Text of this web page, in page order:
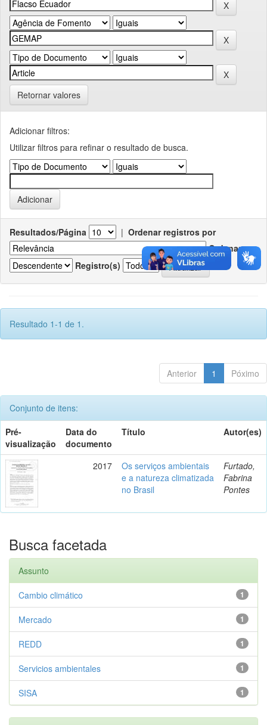
Retornar valores
Adicionar filtros:
Utilizar filtros para refinar o resultado de busca.
Resultados/Página | Ordenar registros por
Ordenar
Registro(s)
Resultado 1-1 de 1.
Anterior 1 Póximo
Conjunto de itens:
Pré-
visualização
Data do
documento
Título Autor(es)
2017
Os serviços ambientais
e a natureza climatizada
no Brasil
Furtado,
Fabrina
Pontes
Busca facetada
Assunto
1
Cambio climático
1
Mercado
1
REDD
1
Servicios ambientales
1
SISA